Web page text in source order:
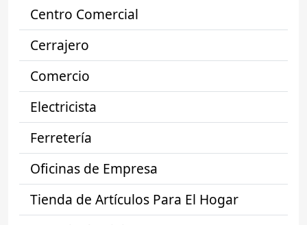
Centro Comercial
Cerrajero
Comercio
Electricista
Ferretería
Oficinas de Empresa
Tienda de Artículos Para El Hogar